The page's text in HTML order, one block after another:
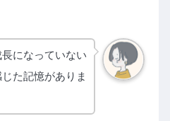
になっていない
た記憶がありま